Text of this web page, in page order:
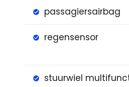
passagiersairbag
regensensor
stuurwiel